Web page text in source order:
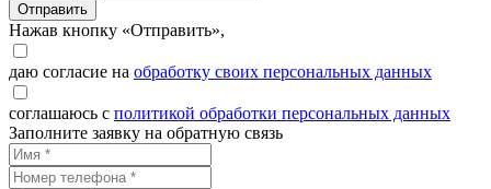
Отправить
Нажав кнопку «Отправить»,
даю согласие на обработку своих персональных данных
соглашаюсь с политикой обработки персональных данных
Заполните заявку на обратную связь